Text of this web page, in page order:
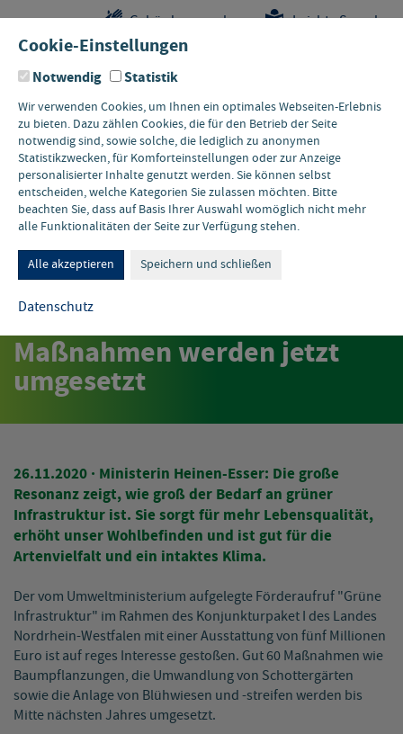
Kontakt
Gebärdensprache Leichte Sprache
PRESSEMITTEILUNG
Rege Nachfrage zum
Konjunkturpaket "Grüne
Infrastruktur": Über 60
Maßnahmen werden jetzt
umgesetzt
26.11.2020 · Ministerin Heinen-Esser: Die große
Resonanz zeigt, wie groß der Bedarf an grüner
Infrastruktur ist. Sie sorgt für mehr Lebensqualität,
erhöht unser Wohlbefinden und ist gut für die
Artenvielfalt und ein intaktes Klima.
Der vom Umweltministerium aufgelegte Förderaufruf "Grüne
Infrastruktur" im Rahmen des Konjunkturpaket I des Landes
Nordrhein-Westfalen mit einer Ausstattung von fünf Millionen
Euro ist auf reges Interesse gestoßen. Gut 60 Maßnahmen wie
Baumpflanzungen, die Umwandlung von Schottergärten
sowie die Anlage von Blühwiesen und -streifen werden bis
Mitte nächsten Jahres umgesetzt.
Cookie-Einstellungen
Notwendig Statistik
Wir verwenden Cookies, um Ihnen ein optimales Webseiten-Erlebnis
zu bieten. Dazu zählen Cookies, die für den Betrieb der Seite
notwendig sind, sowie solche, die lediglich zu anonymen
Statistikzwecken, für Komforteinstellungen oder zur Anzeige
personalisierter Inhalte genutzt werden. Sie können selbst
entscheiden, welche Kategorien Sie zulassen möchten. Bitte
beachten Sie, dass auf Basis Ihrer Auswahl womöglich nicht mehr
alle Funktionalitäten der Seite zur Verfügung stehen.
Alle akzeptieren Speichern und schließen
Datenschutz